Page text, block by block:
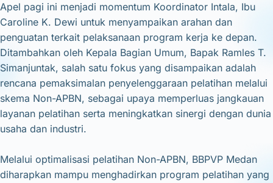
Apel pagi ini menjadi momentum Koordinator Intala, Ibu
Caroline K. Dewi untuk menyampaikan arahan dan
penguatan terkait pelaksanaan program kerja ke depan.
Ditambahkan oleh Kepala Bagian Umum, Bapak Ramles T.
Simanjuntak, salah satu fokus yang disampaikan adalah
rencana pemaksimalan penyelenggaraan pelatihan melalui
skema Non-APBN, sebagai upaya memperluas jangkauan
layanan pelatihan serta meningkatkan sinergi dengan dunia
usaha dan industri.
Melalui optimalisasi pelatihan Non-APBN, BBPVP Medan
diharapkan mampu menghadirkan program pelatihan yang